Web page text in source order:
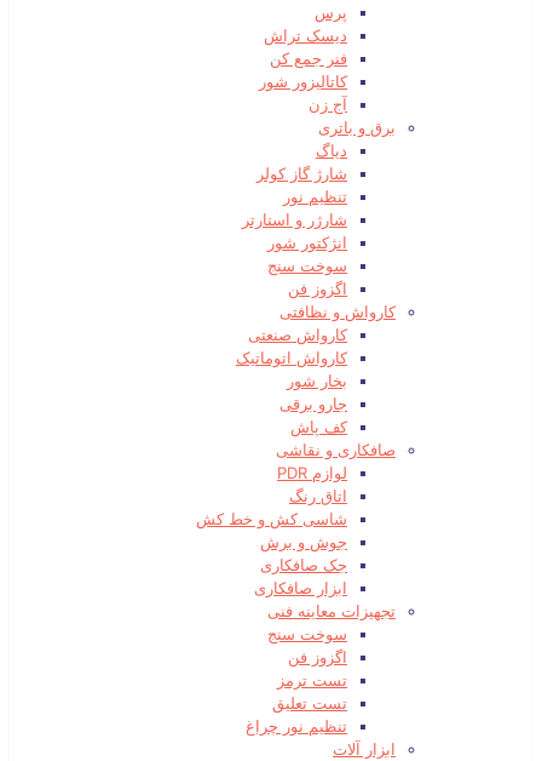
پرس
دیسک تراش
فنر جمع کن
کاتالیزور شور
آج زن
برق و باتری
دیاگ
شارژ گاز کولر
تنظیم نور
شارژر و استارتر
انژکتور شور
سوخت سنج
اگزوز فن
کارواش و نظافتی
کارواش صنعتی
کارواش اتوماتیک
بخار شور
جارو برقی
کف پاش
صافکاری و نقاشی
لوازم PDR
اتاق رنگ
شاسی کش و خط کش
جوش و برش
جک صافکاری
ابزار صافکاری
تجهیزات معاینه فنی
سوخت سنج
اگزوز فن
تست ترمز
تست تعلیق
تنظیم نور چراغ
ابزار آلات